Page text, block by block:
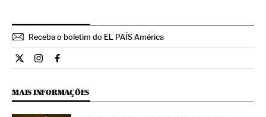
Receba o boletim do EL PAÍS América
Internacional El País Brasil en Twitter
Internacional El País Brasil en Instagram
Internacional El País Brasil en Facebook
MAIS INFORMAÇÕES